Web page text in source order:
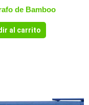
de Bamboo
al carrito